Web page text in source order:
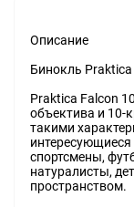
Описание
Бинокль
Praktica Falcon
объектива и 10-
такими
спортсмены,
натуралисты,
пространством.